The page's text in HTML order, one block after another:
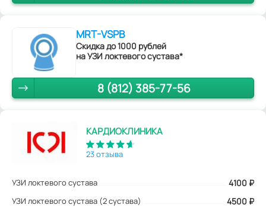
MRT-VSPB
Скидка до 1000 рублей
на УЗИ локтевого сустава*
8 (812) 385-77-56
КАРДИОКЛИНИКА
23 отзыва
УЗИ локтевого сустава 4100 ₽
УЗИ локтевого сустава (2 сустава) 4500 ₽